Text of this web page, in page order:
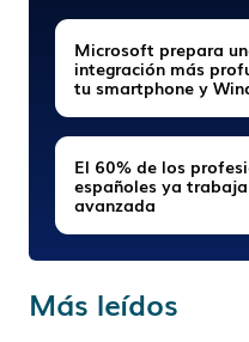
Microsoft prepara
integración más
tu smartphone y
El 60% de los
españoles ya
avanzada
Más leídos